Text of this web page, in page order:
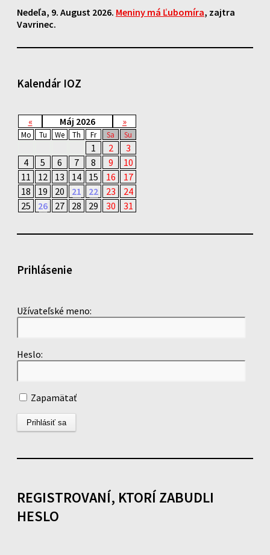
Nedeľa, 9. August 2026. Meniny má Ľubomíra, zajtra
Vavrinec.
Kalendár IOZ
« Máj 2026 »
Mo Tu We Th Fr Sa Su
1 2
3
4
5 6 7 8 9
10
11
12 13 14 15 16
17
18
19 20 21 22 23
24
25
26 27 28 29 30 31
Prihlásenie
Užívateľské meno:
Heslo:
Zapamätať
REGISTROVANÍ, KTORÍ ZABUDLI
HESLO